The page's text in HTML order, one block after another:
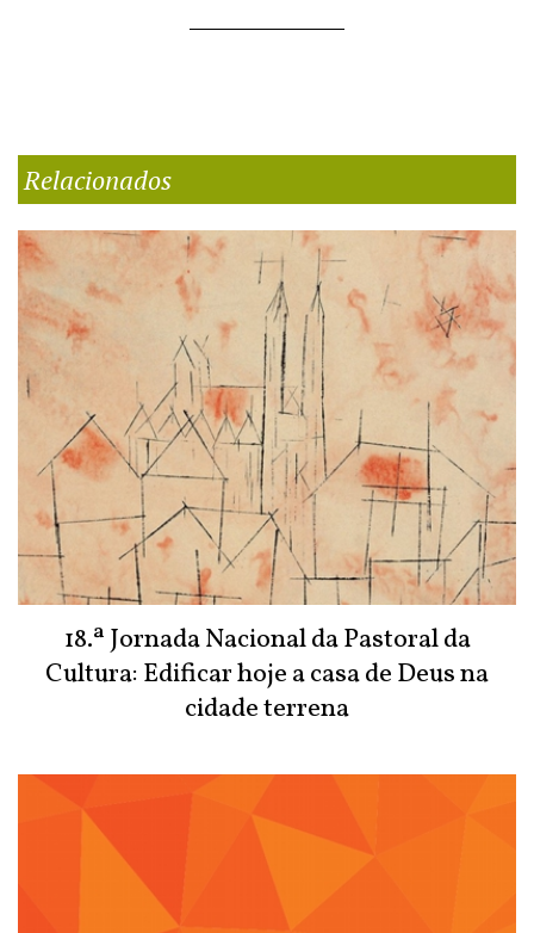
Relacionados
18.ª Jornada Nacional da Pastoral da
Cultura: Edificar hoje a casa de Deus na
cidade terrena